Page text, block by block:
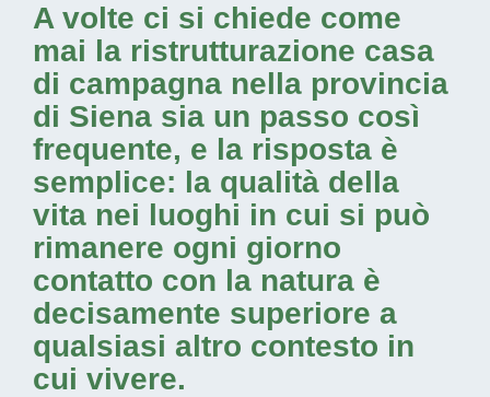
A volte ci si chiede come
mai la ristrutturazione casa
di campagna nella provincia
di Siena sia un passo così
frequente, e la risposta è
semplice: la qualità della
vita nei luoghi in cui si può
rimanere ogni giorno
contatto con la natura è
decisamente superiore a
qualsiasi altro contesto in
cui vivere.